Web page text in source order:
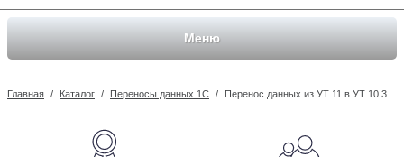
Меню
Главная / Каталог / Переносы данных 1С / Перенос данных из УТ 11 в УТ 10.3